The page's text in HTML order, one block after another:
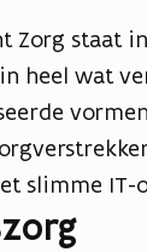
Zorg staat
heel wat
slimme IT-